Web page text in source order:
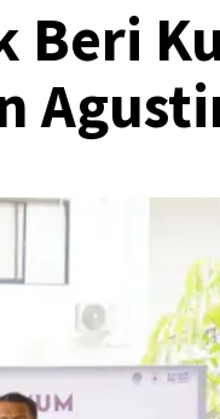
Beri